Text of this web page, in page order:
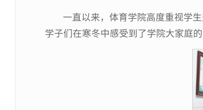
一直以来，体育学院高度重视学
学子们在寒冬中感受到了学院大家庭的